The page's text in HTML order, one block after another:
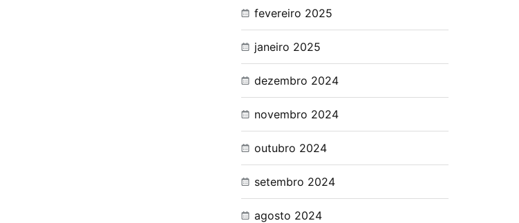
fevereiro 2025
janeiro 2025
dezembro 2024
novembro 2024
outubro 2024
setembro 2024
agosto 2024